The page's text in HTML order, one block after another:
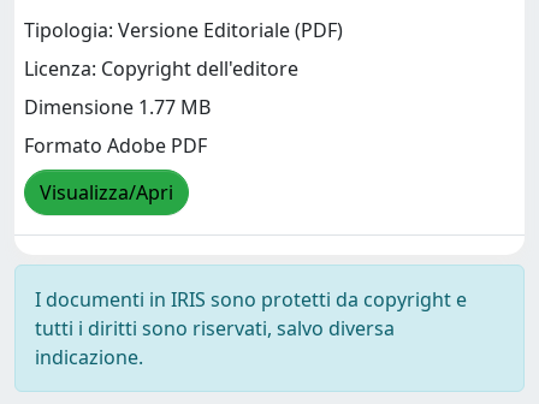
Tipologia: Versione Editoriale (PDF)
Licenza: Copyright dell'editore
Dimensione 1.77 MB
Formato Adobe PDF
Visualizza/Apri
I documenti in IRIS sono protetti da copyright e
tutti i diritti sono riservati, salvo diversa
indicazione.